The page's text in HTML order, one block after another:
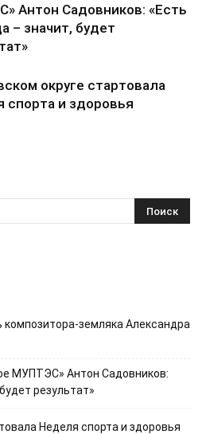
Антон Садовников: «Есть
– значит, будет
округе стартовала
спорта и здоровья
земляка Александра
МУПТЭС» Антон Садовников:
результат»
Неделя спорта и здоровья